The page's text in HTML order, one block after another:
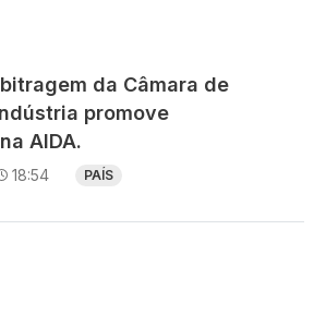
da Câmara de
promove
AIDA.
18:54 PAÍS